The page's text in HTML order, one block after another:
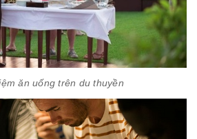
ăn uống trên du thuyền